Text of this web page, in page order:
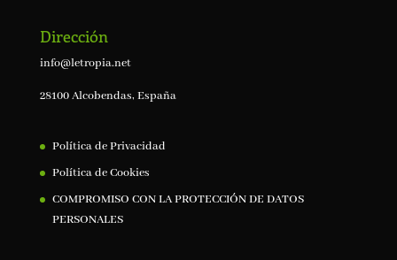
Dirección
info@letropia.net
28100 Alcobendas, España
Política de Privacidad
Política de Cookies
COMPROMISO CON LA PROTECCIÓN DE DATOS
PERSONALES